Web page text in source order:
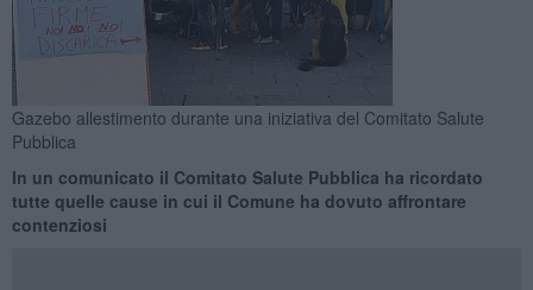
Gazebo allestimento durante una iniziativa del Comitato Salute
Pubblica
In un comunicato il Comitato Salute Pubblica ha ricordato
tutte quelle cause in cui il Comune ha dovuto affrontare
contenziosi